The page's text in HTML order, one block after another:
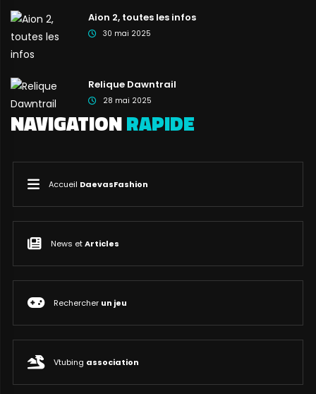
Aion 2, toutes les infos
30 mai 2025
Relique Dawntrail
28 mai 2025
NAVIGATIONRAPIDE
Accueil DaevasFashion
News etArticles
Rechercher un jeu
Vtubing association